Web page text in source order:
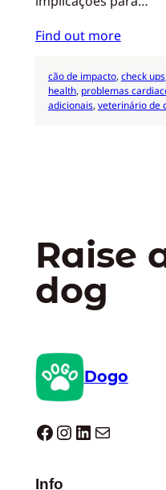
Find out more
cão de impacto, check ups,
health, problemas
adicionais, veterinário de
Raise
dog
Dogo
Dogo facebook InstagramLinkedIn E-mail
Info